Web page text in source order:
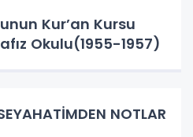
Kur’an Kursu
Okulu(1955-1957)
NOTLAR